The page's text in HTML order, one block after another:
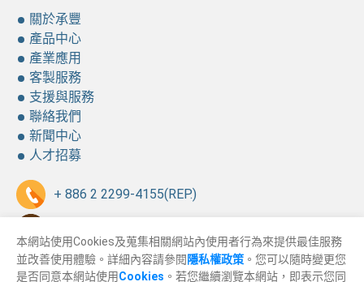
關於承豐
產品中心
產業應用
客製服務
支援與服務
聯絡我們
新聞中心
人才招募
+ 886 2 2299-4155(REP.)
sales@winning.com.tw
本網站使用Cookies及蒐集相關網站內使用者行為來提供最佳服務
並改善使用體驗。詳細內容請參閱 隱私權政策 。您可以隨時變更您
是否同意本網站使用Cookies 。若您繼續瀏覽本網站，即表示您同